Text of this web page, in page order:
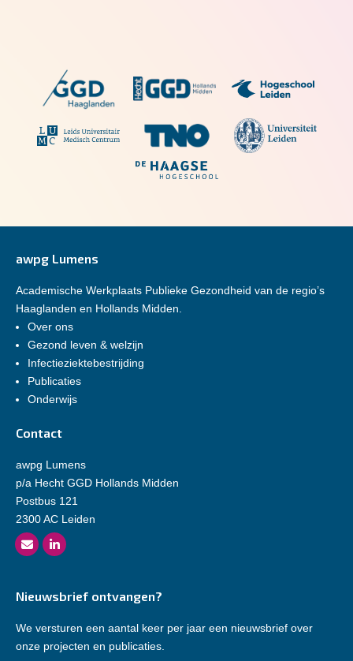
awpg Lumens
Academische Werkplaats Publieke Gezondheid van de regio’s
Haaglanden en Hollands Midden.
Over ons
Gezond leven & welzijn
Infectieziektebestrijding
Publicaties
Onderwijs
Contact
awpg Lumens
p/a Hecht GGD Hollands Midden
Postbus 121
2300 AC Leiden
Nieuwsbrief ontvangen?
We versturen een aantal keer per jaar een nieuwsbrief over
onze projecten en publicaties.